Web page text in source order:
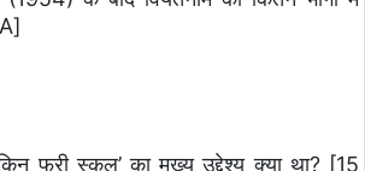
फ्री स्कूल’ का मुख्य उद्देश्य क्या था? [15